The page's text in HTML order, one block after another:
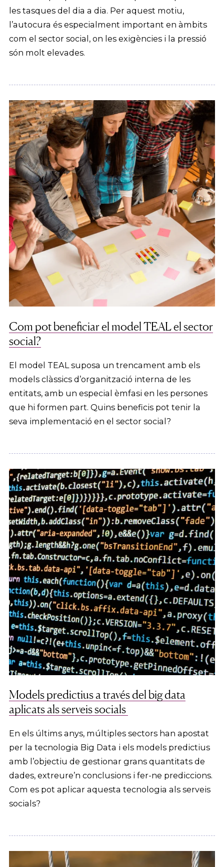
les tasques del dia a dia. Per aquest motiu,
l’autocura és especialment important en àmbits
com el sector social, on les exigències i la pressió
són molt elevades.
Com pot beneficiar el model TEAL el sector
social?
El model TEAL suposa un trencament amb els
models clàssics d’organització interna de les
entitats, amb un especial èmfasi en les persones
que hi formen part. Quins beneficis pot tenir la
seva implementació en el sector social?
Models predictius a través del big data
aplicats als serveis socials
En els últims anys, múltiples sectors han apostat
per la tecnologia Big Data i els models predictius
amb l’objectiu de gestionar grans quantitats de
dades, extreure’n conclusions i fer-ne prediccions.
Com es pot aplicar aquesta tecnologia als serveis
socials?